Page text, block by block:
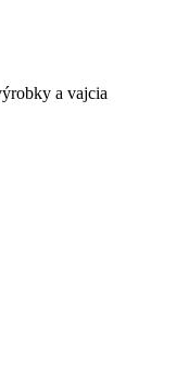
a vajcia